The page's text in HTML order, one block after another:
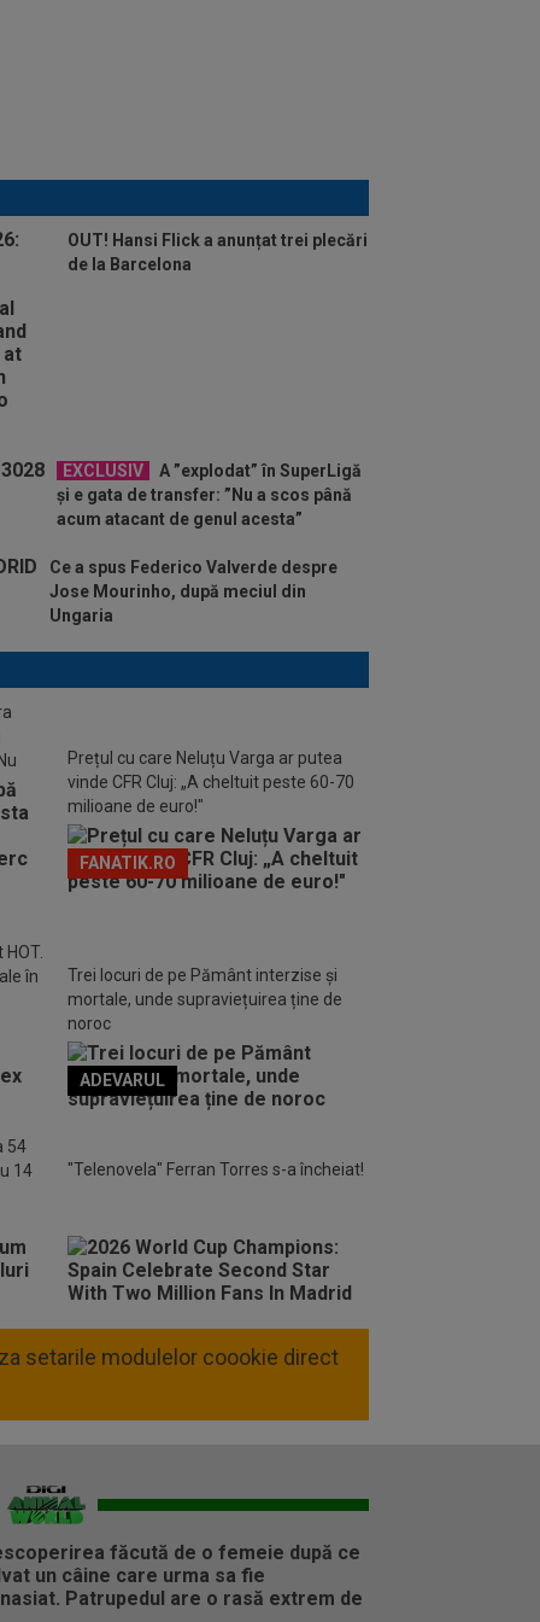
OUT! Hansi Flick a anunțat trei plecări
de la Barcelona
EXCLUSIV
A ”explodat” în SuperLigă
și e gata de transfer: ”Nu a scos până
acum atacant de genul acesta”
Ce a spus Federico Valverde despre
Jose Mourinho, după meciul din
Ungaria
Prețul cu care Neluțu Varga ar putea
vinde CFR Cluj: „A cheltuit peste 60-70
milioane de euro!"
FANATIK.RO
în
Trei locuri de pe Pământ interzise și
mortale, unde supraviețuirea ține de
noroc
ADEVARUL
54
14
"Telenovela" Ferran Torres s-a încheiat!
setarile modulelor coookie direct